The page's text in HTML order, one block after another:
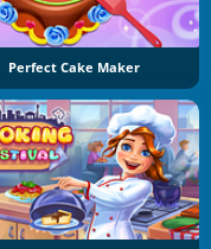
Perfect Cake Maker